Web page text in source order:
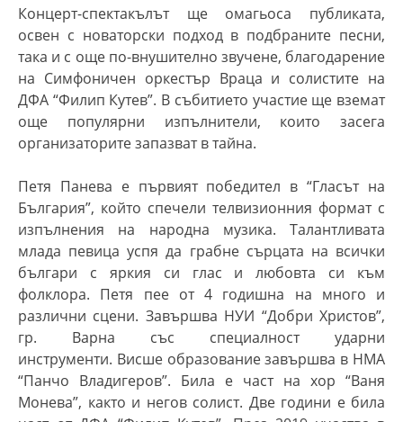
Концерт-спектакълът ще омагьоса публиката,
освен с новаторски подход в подбраните песни,
така и с още по-внушително звучене, благодарение
на Симфоничен оркестър Враца и солистите на
ДФА “Филип Кутев”. В събитието участие ще вземат
още популярни изпълнители, които засега
организаторите запазват в тайна.
Петя Панева е първият победител в “Гласът на
България”, който спечели телвизионния формат с
изпълнения на народна музика. Талантливата
млада певица успя да грабне сърцата на всички
българи с яркия си глас и любовта си към
фолклора. Петя пее от 4 годишна на много и
различни сцени. Завършва НУИ “Добри Христов”,
гр. Варна със специалност ударни
инструменти. Висше образование завършва в НМА
“Панчо Владигеров”. Била е част на хор “Ваня
Монева”, както и негов солист. Две години е била